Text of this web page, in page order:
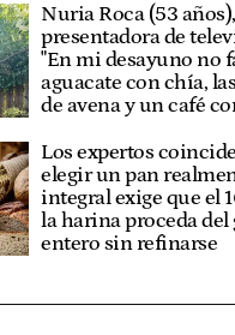
Nuria Roca (53 años),
presentadora de
"En mi desayuno no
aguacate con chía,
de avena y un café
Los expertos
elegir un pan
integral exige que el
la harina proceda del
entero sin refinarse